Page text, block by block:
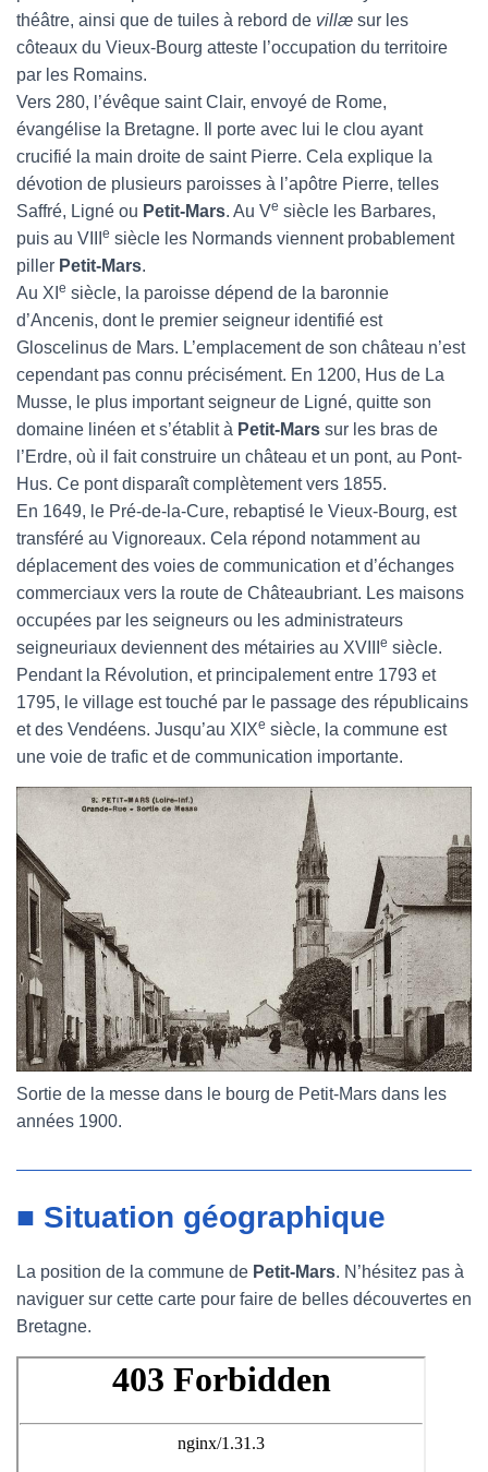
théâtre, ainsi que de tuiles à rebord de villæ sur les
côteaux du Vieux-Bourg atteste l’occupation du territoire
par les Romains.
Vers 280, l’évêque saint Clair, envoyé de Rome,
évangélise la Bretagne. Il porte avec lui le clou ayant
crucifié la main droite de saint Pierre. Cela explique la
dévotion de plusieurs paroisses à l’apôtre Pierre, telles
Saffré, Ligné ou Petit-Mars. Au Ve siècle les Barbares,
puis au VIII
e siècle les Normands viennent probablement
piller Petit-Mars.
Au XI e siècle, la paroisse dépend de la baronnie
d’Ancenis, dont le premier seigneur identifié est
Gloscelinus de Mars. L’emplacement de son château n’est
cependant pas connu précisément. En 1200, Hus de La
Musse, le plus important seigneur de Ligné, quitte son
domaine linéen et s’établit à Petit-Mars sur les bras de
l’Erdre, où il fait construire un château et un pont, au Pont-
Hus. Ce pont disparaît complètement vers 1855.
En 1649, le Pré-de-la-Cure, rebaptisé le Vieux-Bourg, est
transféré au Vignoreaux. Cela répond notamment au
déplacement des voies de communication et d’échanges
commerciaux vers la route de Châteaubriant. Les maisons
occupées par les seigneurs ou les administrateurs
seigneuriaux deviennent des métairies au XVIII
e siècle.
Pendant la Révolution, et principalement entre 1793 et
1795, le village est touché par le passage des républicains
et des Vendéens. Jusqu’au XIXe siècle, la commune est
une voie de trafic et de communication importante.
Sortie de la messe dans le bourg de Petit-Mars dans les
années 1900.
■ Situation géographique
La position de la commune de Petit-Mars. N’hésitez pas à
naviguer sur cette carte pour faire de belles découvertes en
Bretagne.